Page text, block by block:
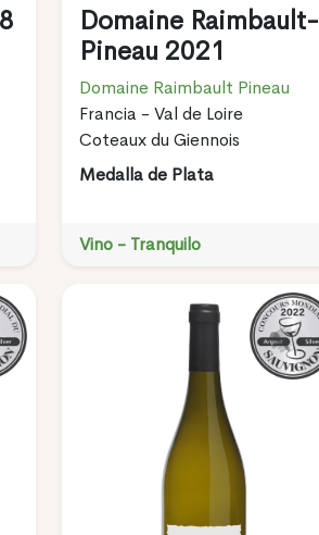
Domaine Raimbault-
Pineau 2021
Domaine Raimbault Pineau
Francia - Val de Loire
Coteaux du Giennois
Medalla de Plata
Vino - Tranquilo